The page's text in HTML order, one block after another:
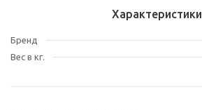
Характеристики
Бренд
Вес в кг.